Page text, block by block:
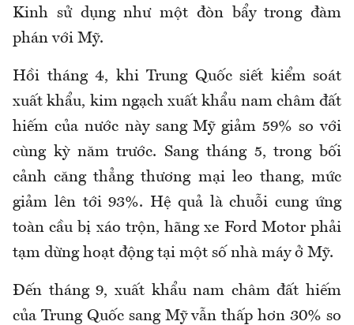
Kinh sử dụng như một đòn bẩy trong đàm
phán với Mỹ.
Hồi tháng 4, khi Trung Quốc siết kiểm soát
xuất khẩu, kim ngạch xuất khẩu nam châm đất
hiếm của nước này sang Mỹ giảm 59% so với
cùng kỳ năm trước. Sang tháng 5, trong bối
cảnh căng thẳng thương mại leo thang, mức
giảm lên tới 93%. Hệ quả là chuỗi cung ứng
toàn cầu bị xáo trộn, hãng xe Ford Motor phải
tạm dừng hoạt động tại một số nhà máy ở Mỹ.
Đến tháng 9, xuất khẩu nam châm đất hiếm
của Trung Quốc sang Mỹ vẫn thấp hơn 30% so